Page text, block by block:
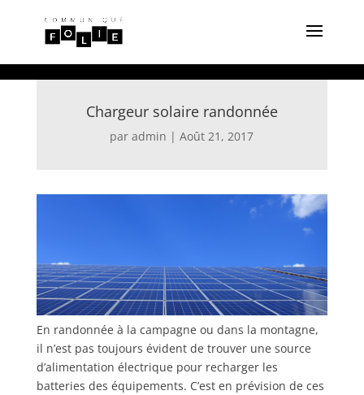
Chargeur solaire randonnée
paradmin |Août 21, 2017
En randonnée à la campagne ou dans la montagne,
il n’est pas toujours évident de trouver une source
d’alimentation électrique pour recharger les
batteries des équipements. C’est en prévision de ces